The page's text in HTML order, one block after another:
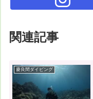
関連記事
慶良間ダイビング